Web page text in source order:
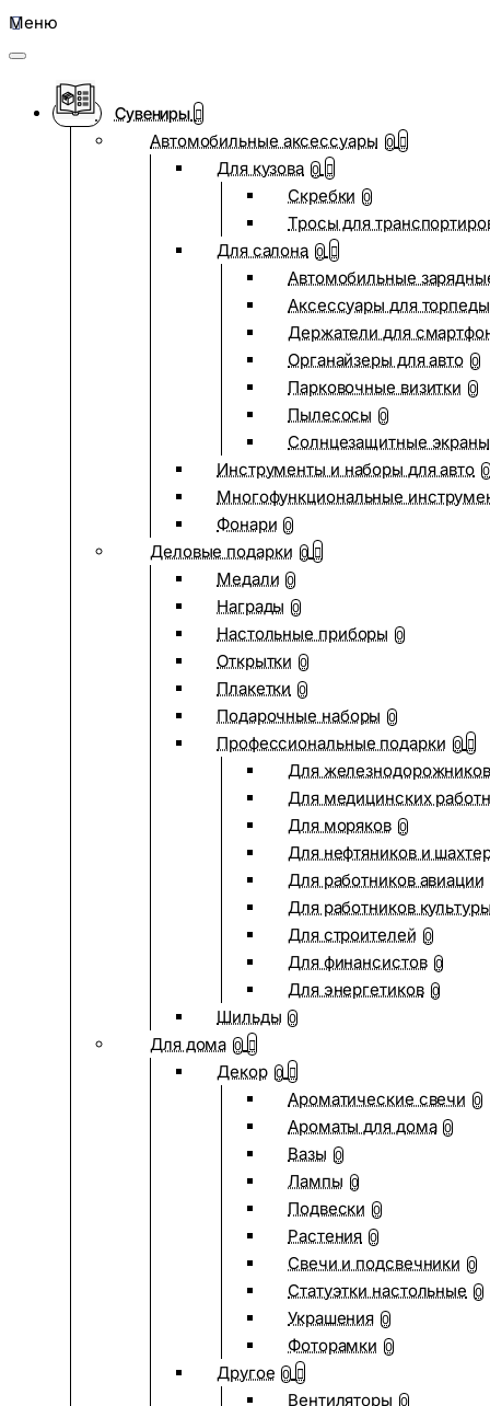
Меню
Сувениры
Автомобильные аксессуары 0
Для кузова 0
Скребки 0
Тросы для
Для салона 0
Автомобильные
Аксессуары для
Держатели для
Органайзеры для авто 0
Парковочные визитки 0
Пылесосы 0
Солнцезащитные экраны
Инструменты и наборы для авто 0
Многофункциональные
Фонари 0
Деловые подарки 0
Медали 0
Награды 0
Настольные приборы 0
Открытки 0
Плакетки 0
Подарочные наборы 0
Профессиональные подарки 0
Для железнодорожников
Для медицинских
Для моряков 0
Для нефтяников и
Для работников авиации
Для работников
Для строителей 0
Для финансистов 0
Для энергетиков 0
Шильды 0
Для дома 0
Декор 0
Ароматические свечи 0
Ароматы для дома 0
Вазы 0
Лампы 0
Подвески 0
Растения 0
Свечи и подсвечники 0
Статуэтки настольные 0
Украшения 0
Фоторамки 0
Другое 0
Вентиляторы 0